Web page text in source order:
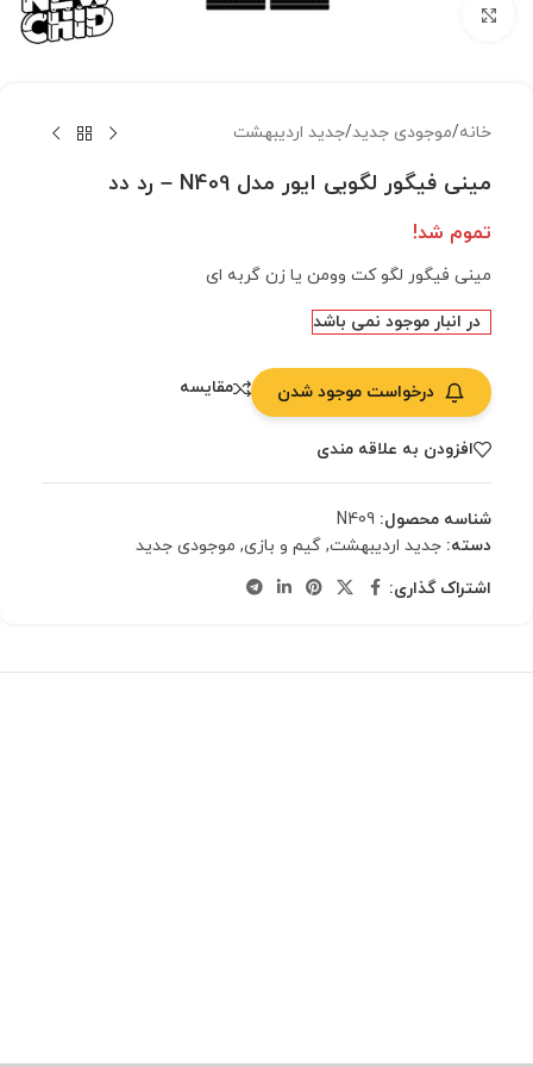
خانه/موجودی جدید/جدید اردیبهشت
مینی فیگور لگویی ایور مدل N409 – رد دد
تموم شد!
مینی فیگور لگو کت وومن یا زن گربه ای
در انبار موجود نمی باشد
درخواست موجود شدن مقایسه
افزودن به علاقه مندی
شناسه محصول: N409
دسته: جدید اردیبهشت, گیم و بازی, موجودی جدید
اشتراک گذاری: